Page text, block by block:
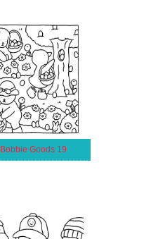
Bobbie Goods 19